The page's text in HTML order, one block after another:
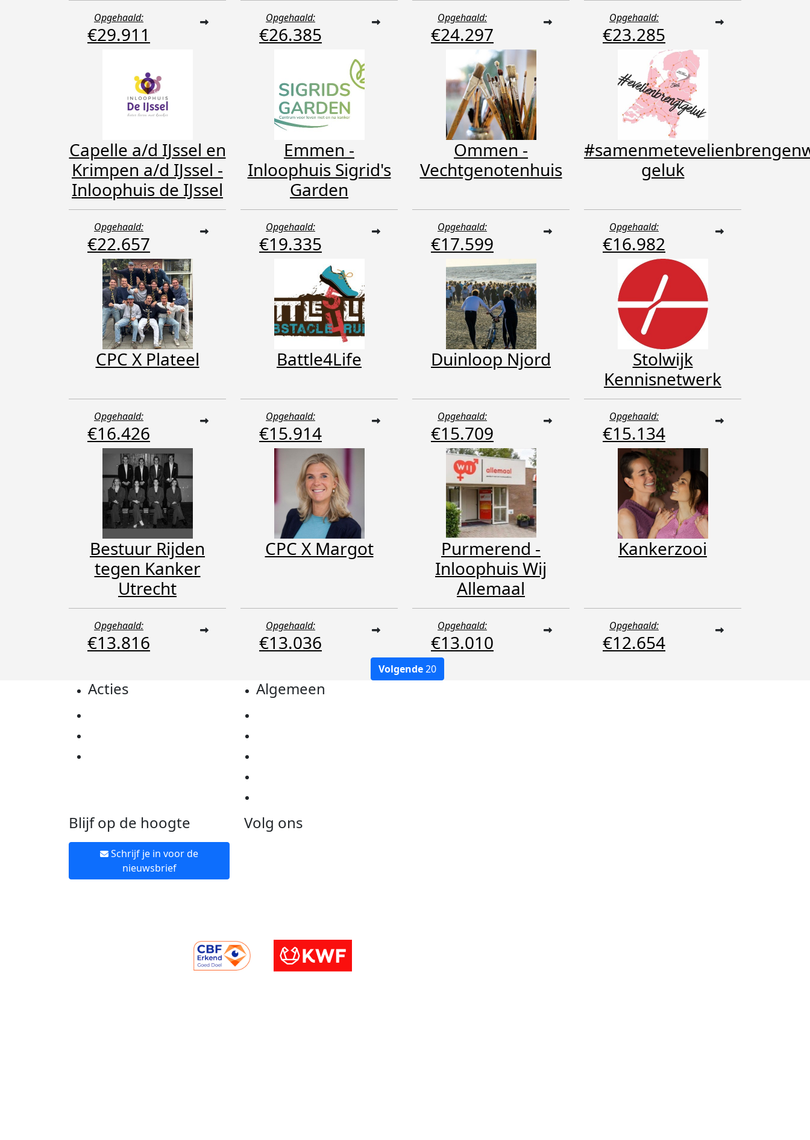
Opgehaald:
€29.911
Opgehaald:
€26.385
Opgehaald:
€24.297
Opgehaald:
€23.285
Capelle a/d IJssel en
Krimpen a/d IJssel -
Inloophuis de IJssel
Opgehaald:
€22.657
Emmen -
Inloophuis Sigrid's
Garden
Opgehaald:
€19.335
Ommen -
Vechtgenotenhuis
Opgehaald:
€17.599
geluk
Opgehaald:
€16.982
CPC X Plateel
Opgehaald:
€16.426
Battle4Life
Opgehaald:
€15.914
Duinloop Njord
Opgehaald:
€15.709
Stolwijk
Kennisnetwerk
Opgehaald:
€15.134
Bestuur Rijden
tegen Kanker
Utrecht
Opgehaald:
€13.816
CPC X Margot
Opgehaald:
€13.036
Purmerend -
Inloophuis Wij
Allemaal
Opgehaald:
€13.010
Kankerzooi
Opgehaald:
€12.654
Volgende20
Acties Algemeen
Blijf op de hoogte
Schrijf je in voor de
nieuwsbrief
Volg ons